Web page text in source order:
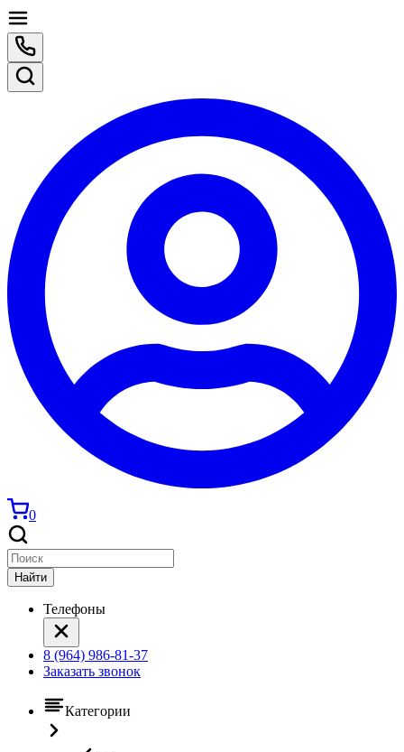
0
Найти
Телефоны
8 (964) 986-81-37
Заказать звонок
Категории